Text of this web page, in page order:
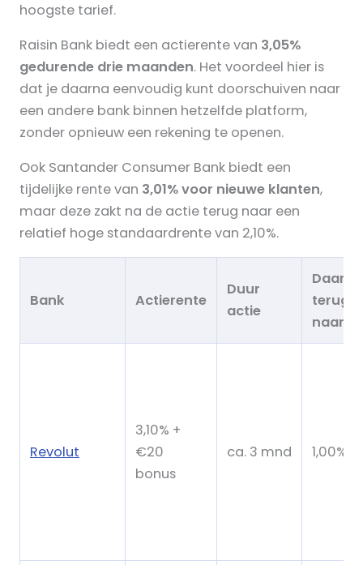
hoogste tarief.
Raisin Bank biedt een actierente van 3,05%
gedurende drie maanden. Het voordeel hier is
dat je daarna eenvoudig kunt doorschuiven naar
een andere bank binnen hetzelfde platform,
zonder opnieuw een rekening te openen.
Ook Santander Consumer Bank biedt een
tijdelijke rente van 3,01% voor nieuwe klanten,
maar deze zakt na de actie terug naar een
relatief hoge standaardrente van 2,10%.
Bank Actierente
Duur
actie
Daarna
terug
naar
Revolut
3,10% +
€20
bonus
ca. 3 mnd 1,00%